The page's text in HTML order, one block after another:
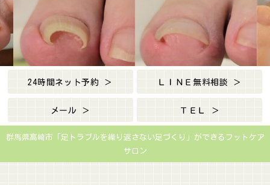
24時間ネット予約 ＞ ＬＩＮＥ無料相談 ＞
メール ＞ ＴＥＬ ＞
群馬県高崎市「足トラブルを繰り返さない足づくり」ができるフットケア
サロン